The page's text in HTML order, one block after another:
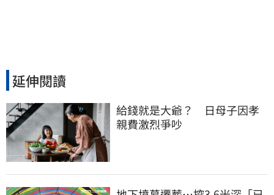
延伸閱讀
給錢就是大爺？　日母子因孝
親費激烈爭吵